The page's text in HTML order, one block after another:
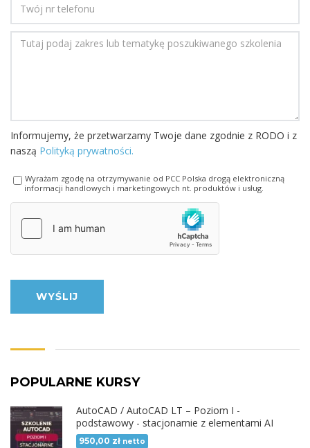
Please leave this field empty.
Informujemy, że przetwarzamy Twoje dane zgodnie z RODO i z
naszą Polityką prywatności.
Wyrażam zgodę na otrzymywanie od PCC Polska drogą elektroniczną
informacji handlowych i marketingowych nt. produktów i usług.
WYŚLIJ
POPULARNE KURSY
AutoCAD / AutoCAD LT – Poziom I -
podstawowy - stacjonarnie z elementami AI
950,00 zł netto